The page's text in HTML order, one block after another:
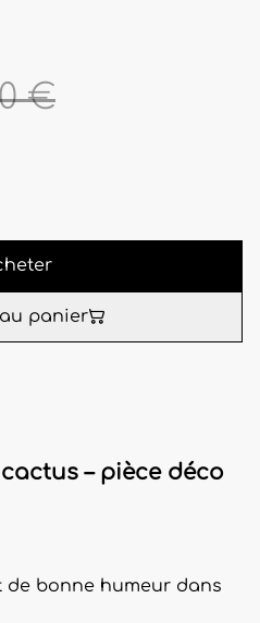
€
panier
– pièce déco
bonne humeur dans